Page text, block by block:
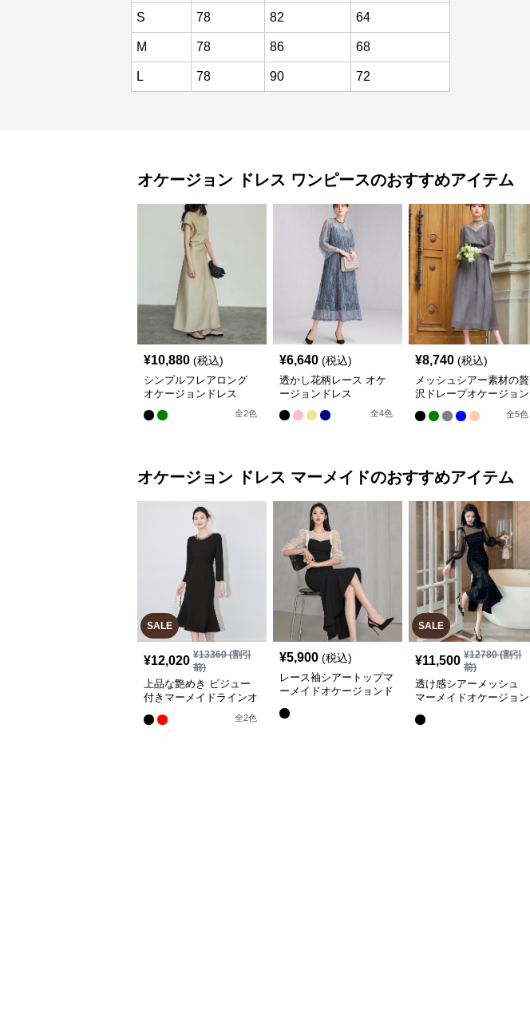
S 78 82 64
M 78 86 68
L 78 90 72
オケージョン ドレス ワンピースのおすすめアイテム
¥10,880 (税込)
シンプルフレアロング
オケージョンドレス
全2色
¥6,640 (税込)
透かし花柄レース オケ
ージョンドレス
全4色
¥8,740 (税込)
メッシュシアー素材の贅
沢ドレープオケージョン
全5色
オケージョン ドレス マーメイドのおすすめアイテム
SALE
¥12,020 ¥13360(割引
前)
上品な艶めき ビジュー
付きマーメイドラインオ
全2色
¥5,900 (税込)
レース袖シアートップマ
ーメイドオケージョンド
SALE
¥11,500 ¥12780(割引
前)
透け感シアーメッシュ
マーメイドオケージョン